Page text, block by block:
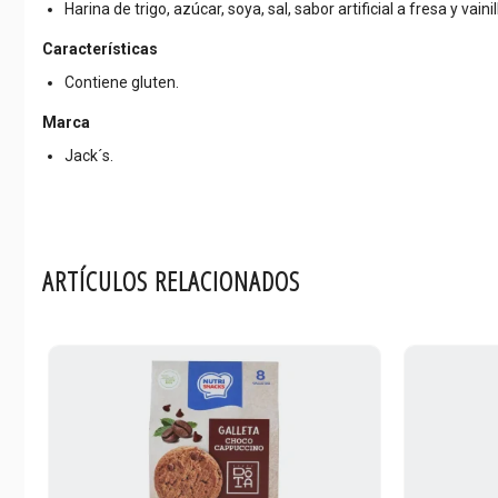
Harina de trigo, azúcar, soya, sal, sabor artificial a fresa y
Características
Contiene gluten.
Marca
Jack´s.
ARTÍCULOS RELACIONADOS